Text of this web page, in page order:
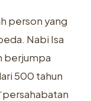
person yang
Nabi Isa
berjumpa
500 tahun